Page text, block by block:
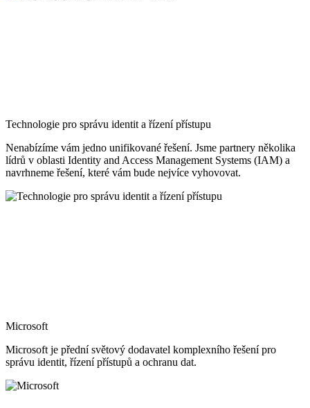
Technologie pro správu identit a řízení přístupu
Nenabízíme vám jedno unifikované řešení. Jsme partnery několika
lídrů v oblasti Identity and Access Management Systems (IAM) a
navrhneme řešení, které vám bude nejvíce vyhovovat.
Microsoft
Microsoft je přední světový dodavatel komplexního řešení pro
správu identit, řízení přístupů a ochranu dat.